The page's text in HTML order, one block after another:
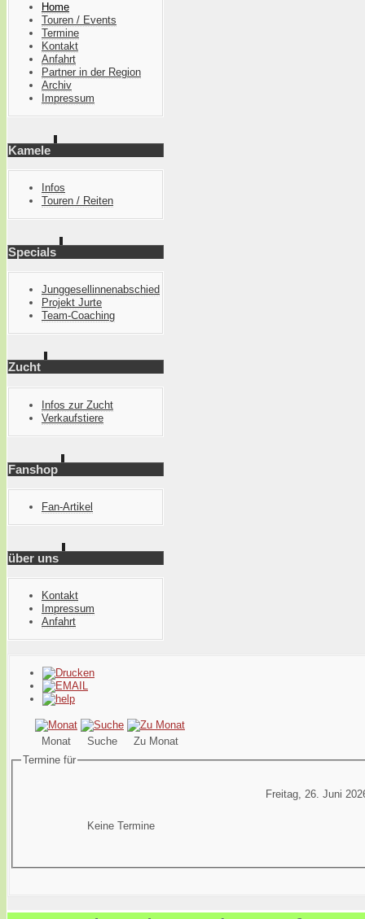
Home
Touren / Events
Termine
Kontakt
Anfahrt
Partner in der Region
Archiv
Impressum
Kamele
Infos
Touren / Reiten
Specials
Junggesellinnenabschied
Projekt Jurte
Team-Coaching
Zucht
Infos zur Zucht
Verkaufstiere
Fanshop
Fan-Artikel
über uns
Kontakt
Impressum
Anfahrt
Monat Suche
Zu Monat
Termine für
Freitag, 26. Juni
Keine Termine